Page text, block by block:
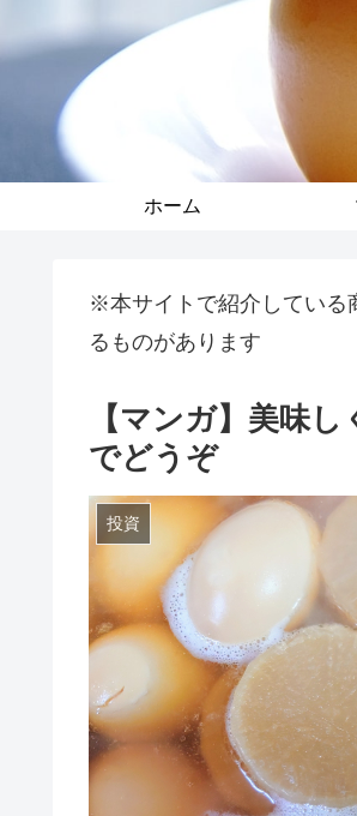
ホーム
※本サイトで紹介している
るものがあります
【マンガ】美味
でどうぞ
投資